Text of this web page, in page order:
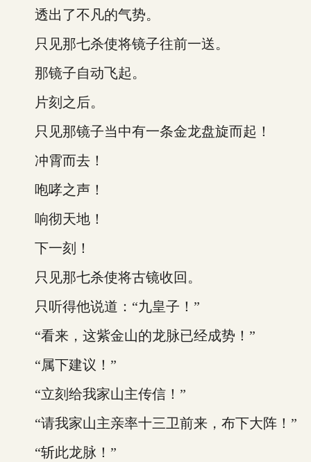
透出了不凡的气势。
只见那七杀使将镜子往前一送。
那镜子自动飞起。
片刻之后。
只见那镜子当中有一条金龙盘旋而起！
冲霄而去！
咆哮之声！
响彻天地！
下一刻！
只见那七杀使将古镜收回。
只听得他说道：“九皇子！”
“看来，这紫金山的龙脉已经成势！”
“属下建议！”
“立刻给我家山主传信！”
“请我家山主亲率十三卫前来，布下大阵！”
“斩此龙脉！”